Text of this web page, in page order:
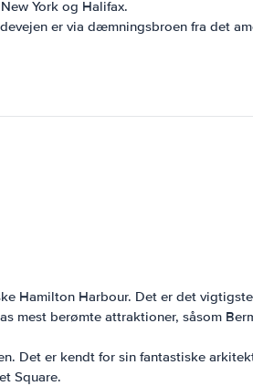
York og Halifax.
er via dæmningsbroen fra det
Hamilton Harbour. Det er det
mest berømte attraktioner, såsom
Det er kendt for sin fantastiske
Square.